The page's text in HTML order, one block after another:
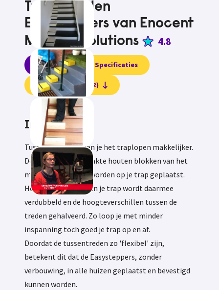
Tussentreden
Easysteppers van Enocent
Mobility Solutions
4.8
Informatie Specificaties
Beoordelingen (12)
Informatie
Tussentreden maken je het traplopen makkelijker.
Deze op maat gemaakte houten blokken van het
merk Easysteppers worden op je trap geplaatst.
Het aantal treden van je trap wordt daarmee
verdubbeld en de hoogteverschillen tussen de
treden gehalveerd. Zo loop je met minder
inspanning toch goed je trap op en af.
Doordat de tussentreden zo 'flexibel' zijn,
betekent dit dat de Easysteppers, zonder
verbouwing, in alle huizen geplaatst en bevestigd
kunnen worden.